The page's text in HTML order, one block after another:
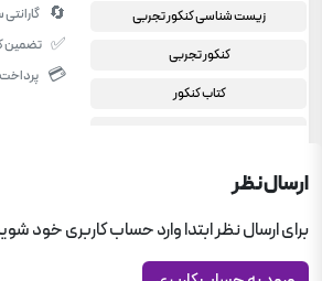
زیست شناسی کنکور تجربی
کنکور تجربی
کتاب کنکور
کتاب های برگزیده کمک آموزشی
🔄
✅ تضمین
💳 پرداخت
ارسال نظر
برای ارسال نظر ابتدا وارد حساب کاربری خود